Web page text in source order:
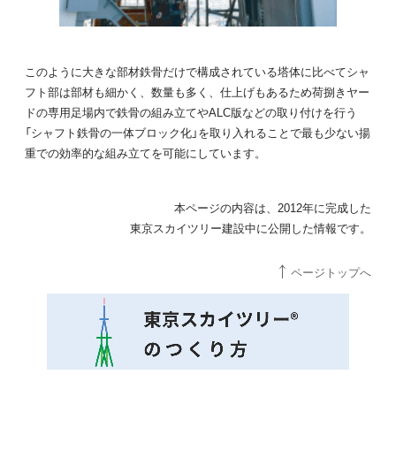
このように大きな部材鉄骨だけで構成されている塔体に比べてシャ
フト部は部材も細かく、数量も多く、仕上げもあるため荷捌きヤー
ドの専用足場内で鉄骨の組み立てやALC版などの取り付けを行う
「シャフト鉄骨の一体ブロック化」を取り入れることで最も少ない揚
重での効率的な組み立てを可能にしています。
本ページの内容は、2012年に完成した
東京スカイツリー建設中に公開した情報です。
ページトップへ